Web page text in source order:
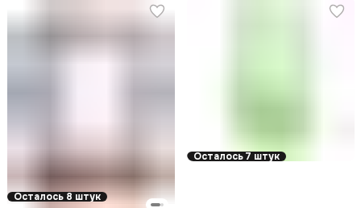
Осталось 8 штук
Осталось 7 штук